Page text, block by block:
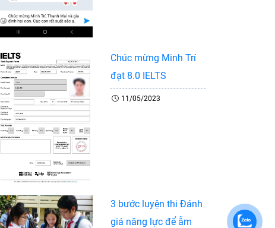
Chúc mừng Minh Trí
đạt 8.0 IELTS
11/05/2023
3 bước luyện thi Đánh
giá năng lực để ẵm